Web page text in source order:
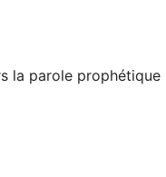
la parole prophétique